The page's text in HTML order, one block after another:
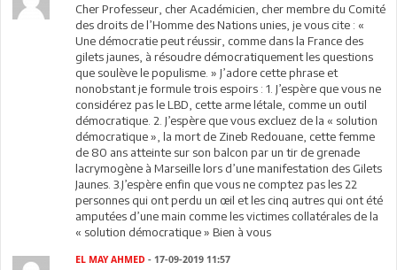
Cher Professeur, cher Académicien, cher membre du Comité
des droits de l’Homme des Nations unies, je vous cite : «
Une démocratie peut réussir, comme dans la France des
gilets jaunes, à résoudre démocratiquement les questions
que soulève le populisme. » J’adore cette phrase et
nonobstant je formule trois espoirs : 1. J’espère que vous ne
considérez pas le LBD, cette arme létale, comme un outil
démocratique. 2. J’espère que vous excluez de la « solution
démocratique », la mort de Zineb Redouane, cette femme
de 80 ans atteinte sur son balcon par un tir de grenade
lacrymogène à Marseille lors d’une manifestation des Gilets
Jaunes. 3.J’espère enfin que vous ne comptez pas les 22
personnes qui ont perdu un œil et les cinq autres qui ont été
amputées d’une main comme les victimes collatérales de la
« solution démocratique » Bien à vous
EL MAY AHMED- 17-09-2019 11:57